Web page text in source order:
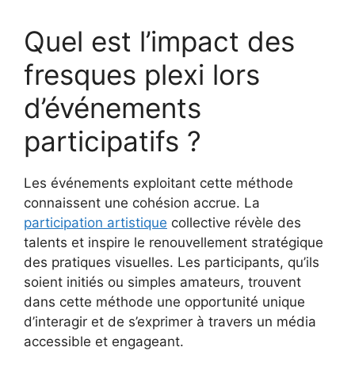
Quel est l’impact des
fresques plexi lors
d’événements
participatifs ?
Les événements exploitant cette méthode
connaissent une cohésion accrue. La
participation artistique collective révèle des
talents et inspire le renouvellement stratégique
des pratiques visuelles. Les participants, qu’ils
soient initiés ou simples amateurs, trouvent
dans cette méthode une opportunité unique
d’interagir et de s’exprimer à travers un média
accessible et engageant.